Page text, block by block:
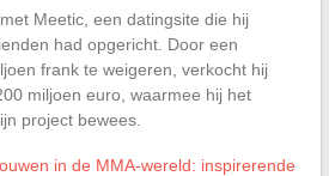
Meetic, een datingsite die hij
had opgericht. Door een
frank te weigeren, verkocht hij
miljoen euro, waarmee hij het
project bewees.
in de MMA-wereld: inspirerende